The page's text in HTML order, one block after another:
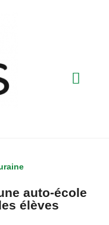
auto-école
élèves